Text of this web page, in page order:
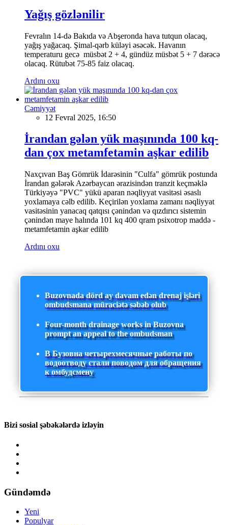
Yağış gözlənilir
Fevralın 14-də Bakıda və Abşeronda hava tutqun olacaq,
yağış yağacaq. Şimal-qərb küləyi əsəcək. Havanın
temperaturu gecə müsbət 2 + 4, gündüz müsbət 5 + 7 dərəcə
olacaq. Rütubət 75-85 faiz olacaq.
Ardını oxu
Cəmiyyət
12 Fevral 2025, 16:50
İrandan gələn yük maşınında 100 kq-
dan çox metamfetamin aşkar edilib
Naxçıvan Baş Gömrük İdarəsinin "Culfa" gömrük postunda
İrandan gələrək Azərbaycan ərazisindən tranzit keçməklə
Türkiyəyə "PVC" yükü aparan nəqliyyat vasitəsi əsaslı
yoxlamaya cəlb edilib. Keçirilən yoxlama zamanı nəqliyyat
vasitəsinin yanacaq qatqısı çənindən və qızdırıcı sistemin
çənindən maye halında 101 kq 400 qram psixotrop maddə -
metamfetamin aşkar edilib
Ardını oxu
Buzovnada dörd ay davam edən drenaj işləri
ombudsmana müraciətə səbəb olub
Four-month drainage works in Buzovna
prompt an appeal to the ombudsman
В Бузовна четырехмесячные работы по
водоотводу стали поводом для обращения
к омбудсмену
Bizi sosial şəbəkələrdə izləyin
Gündəmdə
Yeni
Populyar